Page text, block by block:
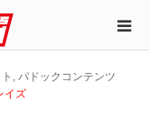
, パドックコンテンツ
イズ